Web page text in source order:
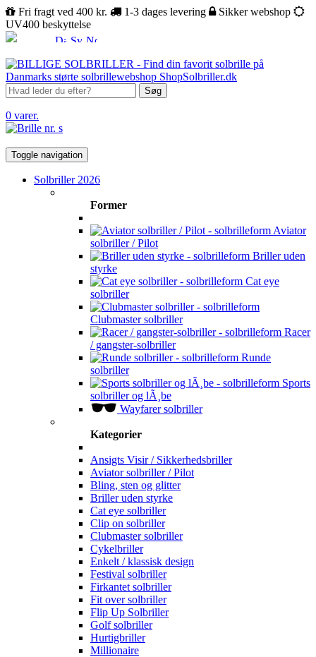
Fri fragt ved 400 kr. 1-3 dages levering
Sikker webshop
UV400 beskyttelse
Søg
0 varer.
Toggle navigation
Solbriller 2026
Former
Aviator
solbriller / Pilot
Briller uden
styrke
Cat eye
solbriller
Clubmaster solbriller
Racer
/ gangster-solbriller
Runde
solbriller
Sports
solbriller og lÃ¸be
Wayfarer solbriller
Kategorier
Ansigts Visir / Sikkerhedsbriller
Aviator solbriller / Pilot
Bling, sten og glitter
Briller uden styrke
Cat eye solbriller
Clip on solbriller
Clubmaster solbriller
Cykelbriller
Enkelt / klassisk design
Festival solbriller
Firkantet solbriller
Fit over solbriller
Flip Up Solbriller
Golf solbriller
Hurtigbriller
Millionaire